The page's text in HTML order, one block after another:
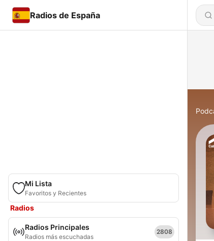
Radios de España
Mi Lista
Favoritos y Recientes
Radios
Radios Principales
Radios más escuchadas
2808